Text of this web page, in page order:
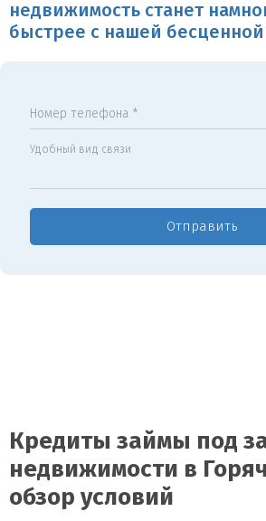
недвижимость станет
быстрее с нашей
Номер телефона *
Удобный вид связи
Отправить
Кредиты займы под
недвижимости в
обзор условий